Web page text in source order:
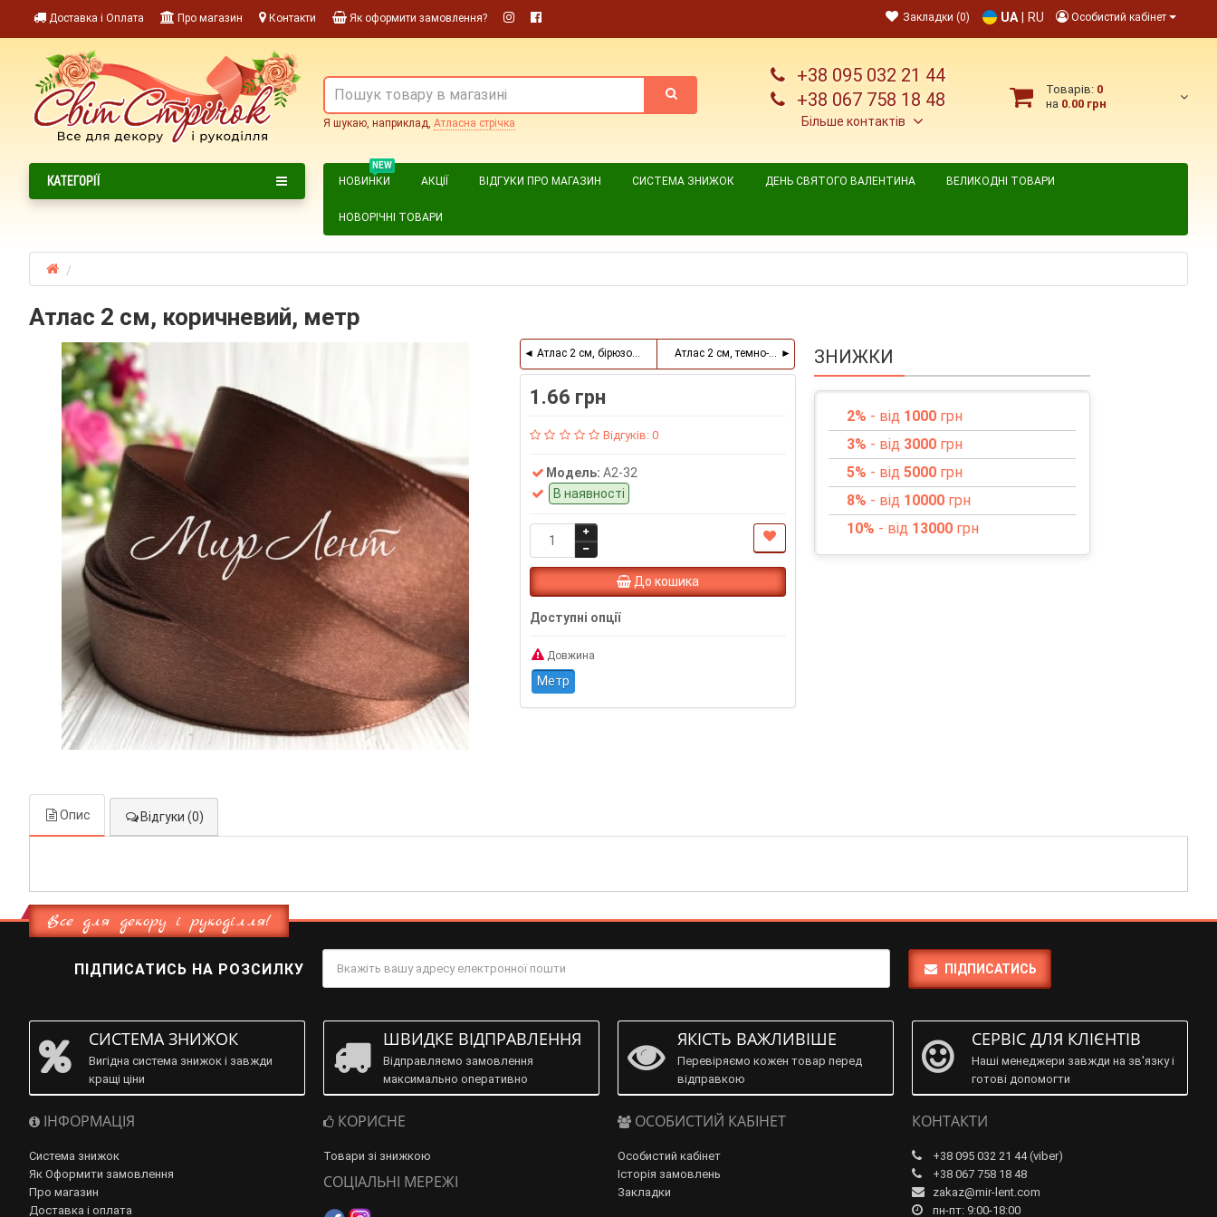
Доставка і Оплата Про магазин Контакти Як оформити замовлення? Особистий кабінет
UA RU
Закладки (0)
+38 095 032 21 44
+38 067 758 18 48
Більше контактів
Товарів: 0
на 0.00 грн
Я шукаю, наприклад, Атласна стрічка
NEW
НОВИНКИ АКЦІЇ ВІДГУКИ ПРО МАГАЗИН СИСТЕМА ЗНИЖОК ДЕНЬ СВЯТОГО ВАЛЕНТИНА ВЕЛИКОДНІ ТОВАРИ
НОВОРІЧНІ ТОВАРИ
КАТЕГОРІЇ
Атлас 2 см, коричневий, метр
Атлас 2 см, бірюзовий, метрАтлас 2 см, темно-малиновий, метр
1.66 грн
Відгуків: 0
Модель: А2-32
В наявності
До кошика
Доступні опції
Довжина
Метр
ЗНИЖКИ
2% - від 1000грн
3% - від 3000грн
5% - від 5000грн
8% - від 10000грн
10% - від 13000грн
Опис Відгуки (0)
Все для декору і рукоділля!
ПІДПИСАТИСЬ НА РОЗСИЛКУ ПІДПИСАТИСЬ
СИСТЕМА ЗНИЖОК
Вигідна система знижок і завжди
кращі ціни
ШВИДКЕ ВІДПРАВЛЕННЯ
Відправляємо замовлення
максимально оперативно
ЯКІСТЬ ВАЖЛИВІШЕ
Перевіряємо кожен товар перед
відправкою
СЕРВІС ДЛЯ КЛІЄНТІВ
Наші менеджери завжди на зв'язку і
готові допомогти
ІНФОРМАЦІЯ
Система знижок
Як Оформити замовлення
Про магазин
Доставка і оплата
КОРИСНЕ
Товари зі знижкою
СОЦІАЛЬНІ МЕРЕЖІ
ОСОБИСТИЙ КАБІНЕТ
Особистий кабінет
Історія замовлень
Закладки
КОНТАКТИ
+38 095 032 21 44 (viber)
+38 067 758 18 48
zakaz@mir-lent.com
пн-пт: 9:00-18:00